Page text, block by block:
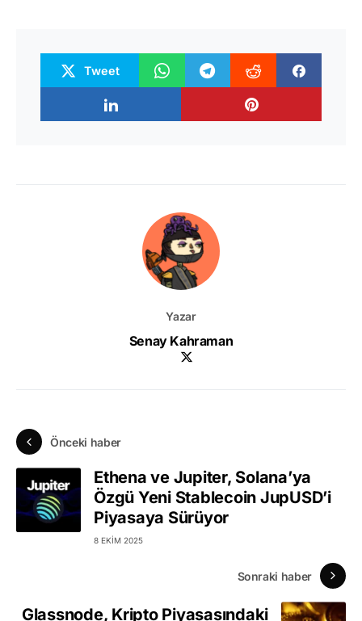
Tweet
Yazar
Senay Kahraman
Önceki haber
Ethena ve Jupiter, Solana’ya
Özgü Yeni Stablecoin JupUSD’i
Piyasaya Sürüyor
8 EKIM 2025
Sonraki haber
Glassnode, Kripto Piyasasındaki